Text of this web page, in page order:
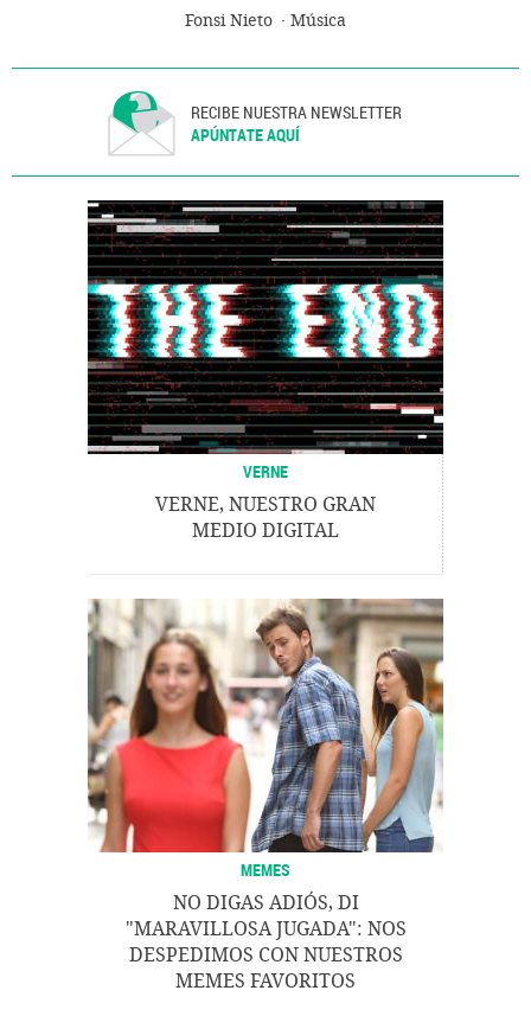
Fonsi Nieto Música
RECIBE NUESTRA NEWSLETTER
APÚNTATE AQUÍ
VERNE
VERNE, NUESTRO GRAN
MEDIO DIGITAL
MEMES
NO DIGAS ADIÓS, DI
"MARAVILLOSA JUGADA": NOS
DESPEDIMOS CON NUESTROS
MEMES FAVORITOS